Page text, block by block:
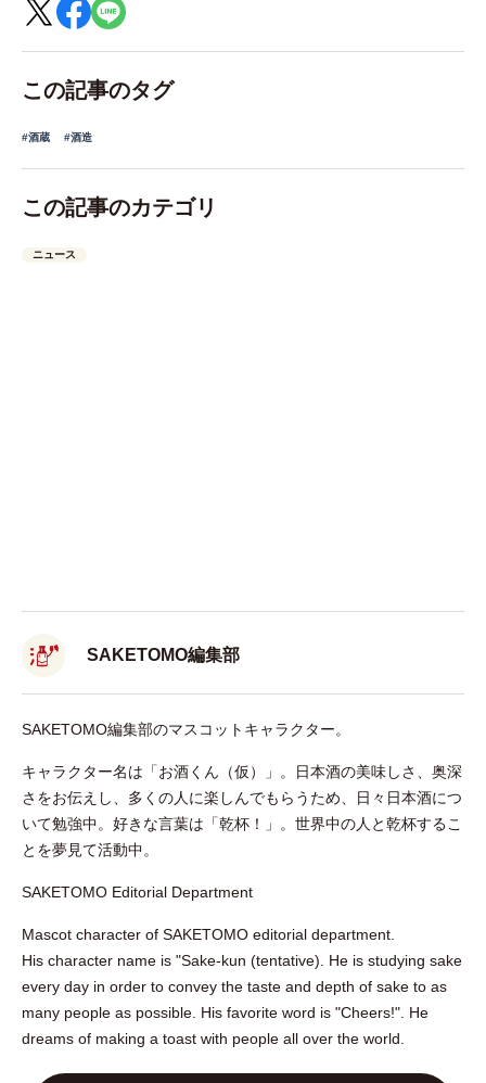
この記事のタグ
#酒蔵 #酒造
この記事のカテゴリ
ニュース
SAKETOMO編集部
SAKETOMO編集部のマスコットキャラクター。
キャラクター名は「お酒くん（仮）」。日本酒の美味しさ、奥深
さをお伝えし、多くの人に楽しんでもらうため、日々日本酒につ
いて勉強中。好きな言葉は「乾杯！」。世界中の人と乾杯するこ
とを夢見て活動中。
SAKETOMO Editorial Department
Mascot character of SAKETOMO editorial department.
His character name is "Sake-kun (tentative). He is studying sake
every day in order to convey the taste and depth of sake to as
many people as possible. His favorite word is "Cheers!". He
dreams of making a toast with people all over the world.